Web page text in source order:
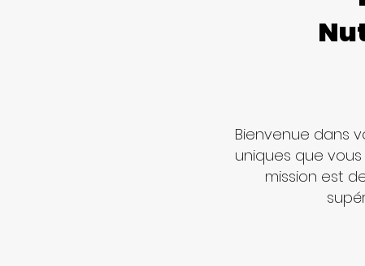
Bienvenue dans
uniques que
mission est